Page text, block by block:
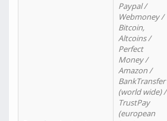
Paypal /
Webmoney /
Bitcoin,
Altcoins /
Perfect
Money /
Amazon /
BankTransfer
(world wide) /
TrustPay
(european